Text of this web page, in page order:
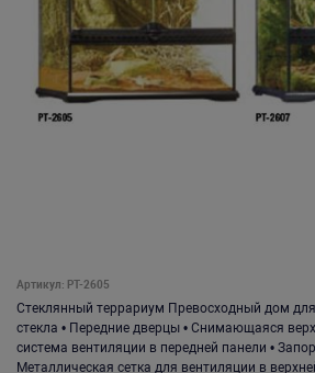
Артикул: PT-2605
Стеклянный террариум Превосходный дом
стекла • Передние дверцы • Снимающаяся
система вентиляции в передней панели •
Металлическая сетка для вентиляции в